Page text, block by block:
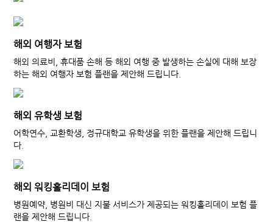
해외 여행자 보험
해외 의료비, 휴대품 손해 등 해외 여행 중 발생하는 손실에 대해 보장
하는 해외 여행자 보험 플랜을 제안해 드립니다.
해외 유학생 보험
어학연수, 교환학생, 정규대학교 유학생을 위한 플랜을 제안해 드립니
다.
해외 워킹홀리데이 보험
병원예약, 병원비 대신 지불 서비스가 제공되는 워킹홀리데이 보험 플
랜을 제안해 드립니다.